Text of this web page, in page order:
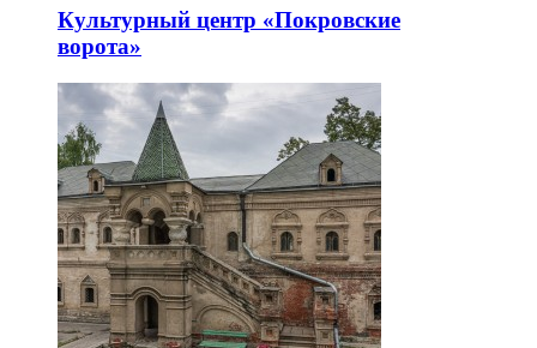
Культурный центр «Покровские
ворота»